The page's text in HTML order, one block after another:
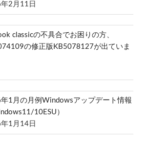
2月11日
classicの不具合でお困りの方、
の修正版KB5078127が出ていま
1月の月例Windowsアップデート情報
10ESU）
1月14日